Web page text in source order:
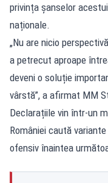
privința șanselor
naționale.
„Nu are nicio
a petrecut aproape
deveni o soluție
vârstă”, a afirmat MM
Declarațiile vin într-un
României caută
ofensiv înaintea